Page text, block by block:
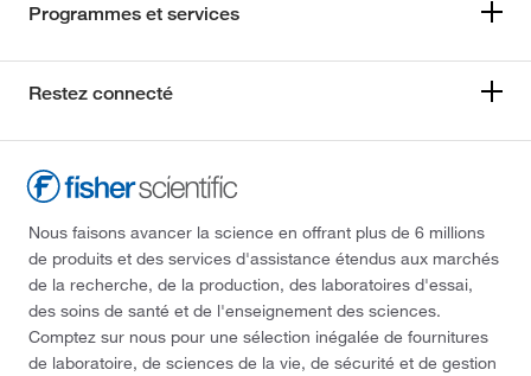
Programmes et services
Restez connecté
Nous faisons avancer la science en offrant plus de 6 millions
de produits et des services d'assistance étendus aux marchés
de la recherche, de la production, des laboratoires d'essai,
des soins de santé et de l'enseignement des sciences.
Comptez sur nous pour une sélection inégalée de fournitures
de laboratoire, de sciences de la vie, de sécurité et de gestion